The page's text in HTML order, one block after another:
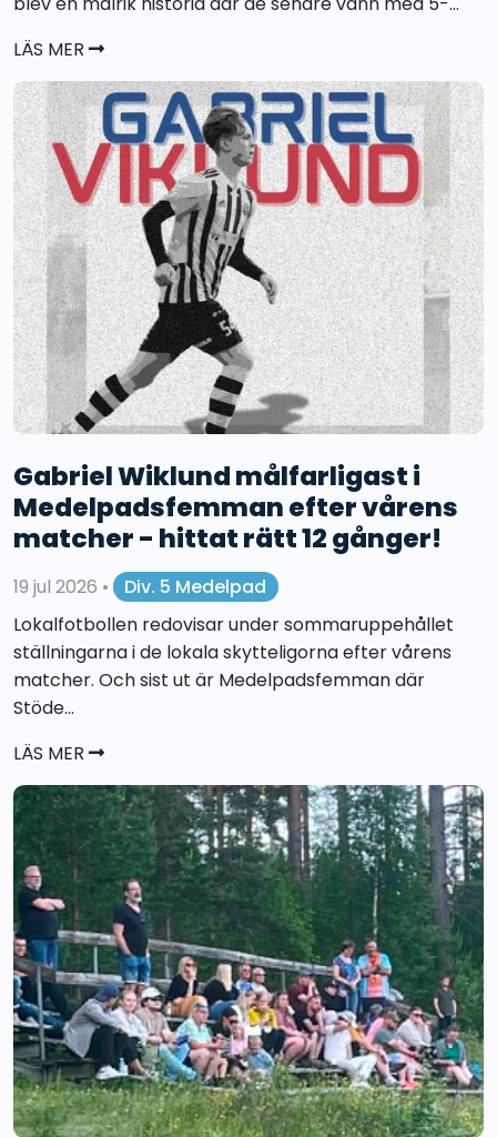
LÄS MER
Gabriel Wiklund målfarligast i
Medelpadsfemman efter vårens
matcher - hittat rätt 12 gånger!
19 jul 2026 •
Div. 5 Medelpad
Lokalfotbollen redovisar under sommaruppehållet
ställningarna i de lokala skytteligorna efter vårens
matcher. Och sist ut är Medelpadsfemman där
Stöde...
LÄS MER